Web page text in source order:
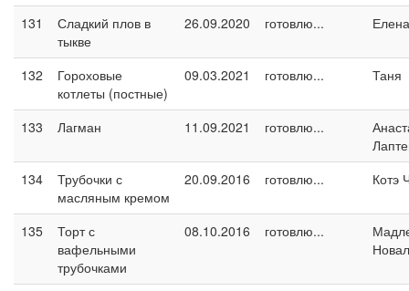
131
Сладкий плов в
тыкве
26.09.2020 готовлю...
132
Гороховые
котлеты (постные)
09.03.2021 готовлю... Таня
133 Лагман 11.09.2021 готовлю...
134
Трубочки с
масляным кремом
20.09.2016 готовлю... Котэ
135
Торт с
вафельными
трубочками
08.10.2016 готовлю...